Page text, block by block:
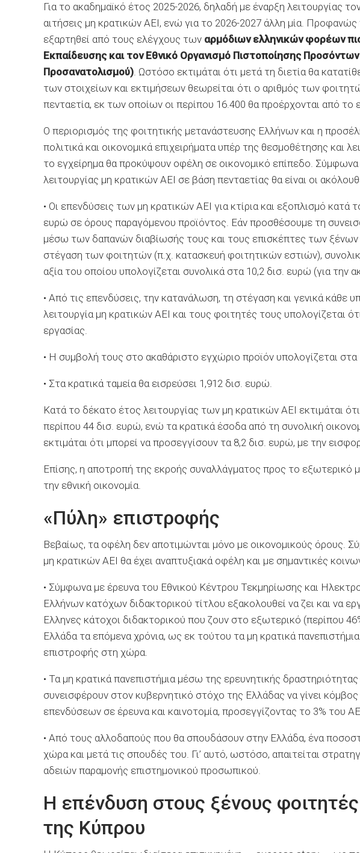
Για το ακαδημαϊκό έτος 2025-2026, δηλαδή με έναρξη λειτουργίας
αιτήσεις μη κρατικών ΑΕΙ, ενώ για το 2026-2027 άλλη μία.
εξαρτηθεί από τους ελέγχους των αρμόδιων ελληνικών φορέων
Εκπαίδευσης και τον Εθνικό Οργανισμό Πιστοποίησης
Προσανατολισμού). Ωστόσο εκτιμάται ότι μετά τη διετία θα
των στοιχείων και εκτιμήσεων θεωρείται ότι ο αριθμός των
πενταετία, εκ των οποίων οι περίπου 16.400 θα προέρχονται από το
Ο περιορισμός της φοιτητικής μετανάστευσης Ελλήνων και η
πολιτικά και οικονομικά επιχειρήματα υπέρ της θεσμοθέτησης και
το εγχείρημα θα προκύψουν οφέλη σε οικονομικό επίπεδο. Σύμφωνα
λειτουργίας μη κρατικών ΑΕΙ σε βάση πενταετίας θα είναι οι
• Οι επενδύσεις των μη κρατικών ΑΕΙ για κτίρια και εξοπλισμό
ευρώ σε όρους παραγόμενου προϊόντος. Εάν προσθέσουμε τη
μέσω των δαπανών διαβίωσής τους και τους επισκέπτες των ξένων
στέγαση των φοιτητών (π.χ. κατασκευή φοιτητικών εστιών),
αξία του οποίου υπολογίζεται συνολικά στα 10,2 δισ. ευρώ (για την
• Από τις επενδύσεις, την κατανάλωση, τη στέγαση και γενικά κάθε
λειτουργία μη κρατικών ΑΕΙ και τους φοιτητές τους υπολογίζεται
εργασίας.
• Η συμβολή τους στο ακαθάριστο εγχώριο προϊόν υπολογίζεται
• Στα κρατικά ταμεία θα εισρεύσει 1,912 δισ. ευρώ.
Κατά το δέκατο έτος λειτουργίας των μη κρατικών ΑΕΙ εκτιμάται
περίπου 44 δισ. ευρώ, ενώ τα κρατικά έσοδα από τη συνολική
εκτιμάται ότι μπορεί να προσεγγίσουν τα 8,2 δισ. ευρώ, με την
Επίσης, η αποτροπή της εκροής συναλλάγματος προς το εξωτερικό
την εθνική οικονομία.
«Πύλη» επιστροφής
Βεβαίως, τα οφέλη δεν αποτιμώνται μόνο με οικονομικούς όρους.
μη κρατικών ΑΕΙ θα έχει αναπτυξιακά οφέλη και με σημαντικές
• Σύμφωνα με έρευνα του Εθνικού Κέντρου Τεκμηρίωσης και
Ελλήνων κατόχων διδακτορικού τίτλου εξακολουθεί να ζει και να
Ελληνες κάτοχοι διδακτορικού που ζουν στο εξωτερικό (περίπου
Ελλάδα τα επόμενα χρόνια, ως εκ τούτου τα μη κρατικά
επιστροφής στη χώρα.
• Τα μη κρατικά πανεπιστήμια μέσω της ερευνητικής
συνεισφέρουν στον κυβερνητικό στόχο της Ελλάδας να γίνει
επενδύσεων σε έρευνα και καινοτομία, προσεγγίζοντας το 3% του
• Από τους αλλοδαπούς που θα σπουδάσουν στην Ελλάδα, ένα
χώρα και μετά τις σπουδές του. Γι’ αυτό, ωστόσο, απαιτείται
αδειών παραμονής επιστημονικού προσωπικού.
Η επένδυση στους ξένους
της Κύπρου